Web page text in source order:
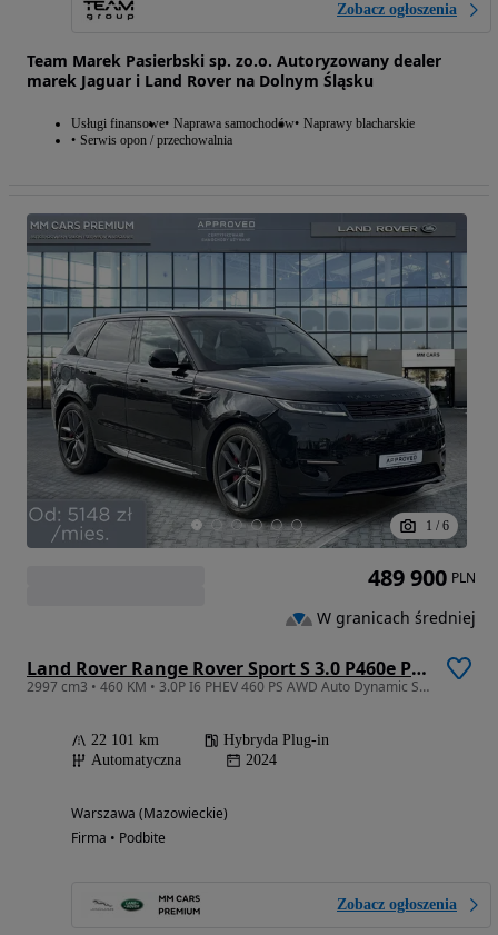
Zobacz ogłoszenia
Team Marek Pasierbski sp. zo.o. Autoryzowany dealer
marek Jaguar i Land Rover na Dolnym Śląsku
Usługi finansowe Naprawa samochodów Naprawy blacharskie
Serwis opon / przechowalnia
1 / 6
Land Rover Range Rover Sport S 3.0 P460e PHEV Dynamic SE
2997 cm3 • 460 KM • 3.0P I6 PHEV 460 PS AWD Auto Dynamic SE,
22 101 km
Hybryda Plug-in
Automatyczna
2024
Warszawa (Mazowieckie)
Firma • Podbite
Zobacz ogłoszenia
489 900 PLN
W granicach średniej